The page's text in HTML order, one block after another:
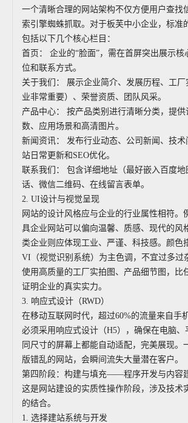
一个清晰合理的网站架构不仅方便用户查找
索引擎蜘蛛抓取。对于板芙中小企业，标准
包括以下几个核心栏目：
首页： 企业的“脸面”，需在首屏突出展示核
位和联系方式。
关于我们： 展示企业简介、发展历程、工
业非常重要）、荣誉资质、团队风采。
产品中心： 按产品类别进行清晰分类，提
数、应用场景和高清图片。
新闻资讯： 发布行业动态、公司新闻、技术
站日常更新和SEO优化。
联系我们： 包含详细地址（最好嵌入百度
话、微信二维码、在线留言表单。
2. UI设计与视觉呈现
网站的设计风格应与企业的行业属性相符。
具企业网站可以偏向温馨、质感、现代的风
类企业则应体现工业、严谨、科技感。颜色
VI（视觉识别系统）为主色调，不宜过多过
使用高质量的工厂实拍图、产品细节图，比
证明企业的真实实力。
3. 响应式设计（RWD）
在移动互联网时代，超过60%的流量来自手
必须采用响应式设计（H5），确保在电脑、
同尺寸的屏幕上都能自动适配，完美展现。
版错乱的网站，会瞬间流失大量潜在客户。
第四阶段：构建与填充——程序开发与内容
这是网站建设的实质性操作阶段，涉及技术
的结合。
1. 选择建站系统与开发